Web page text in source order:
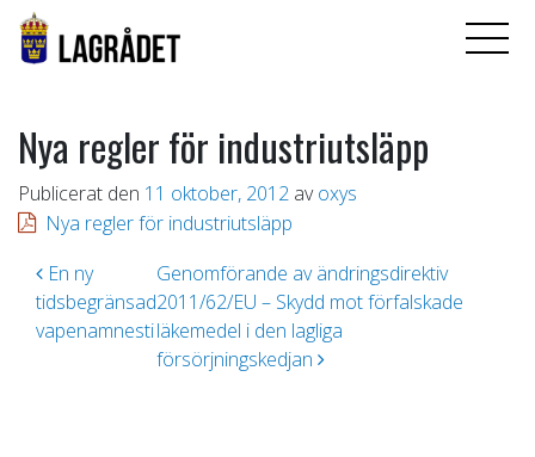
Nya regler för industriutsläpp
Publicerat den 11 oktober, 2012 av oxys
Nya regler för industriutsläpp
Inläggsnavigering
En ny
tidsbegränsad
vapenamnesti
Genomförande av ändringsdirektiv
2011/62/EU – Skydd mot förfalskade
läkemedel i den lagliga
försörjningskedjan